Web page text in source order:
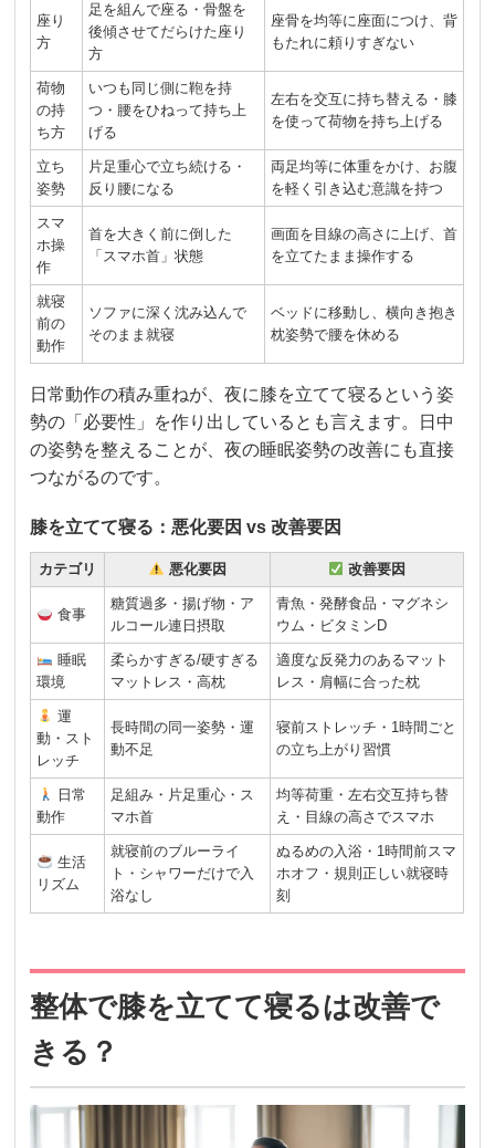
座り
方
足を組んで座る・骨盤を
後傾させてだらけた座り
方
座骨を均等に座面につけ、背
もたれに頼りすぎない
荷物
の持
ち方
いつも同じ側に鞄を持
つ・腰をひねって持ち上
げる
左右を交互に持ち替える・膝
を使って荷物を持ち上げる
立ち
姿勢
片足重心で立ち続ける・
反り腰になる
両足均等に体重をかけ、お腹
を軽く引き込む意識を持つ
スマ
ホ操
作
首を大きく前に倒した
「スマホ首」状態
画面を目線の高さに上げ、首
を立てたまま操作する
就寝
前の
動作
ソファに深く沈み込んで
そのまま就寝
ベッドに移動し、横向き抱き
枕姿勢で腰を休める
日常動作の積み重ねが、夜に膝を立てて寝るという姿
勢の「必要性」を作り出しているとも言えます。日中
の姿勢を整えることが、夜の睡眠姿勢の改善にも直接
つながるのです。
膝を立てて寝る：悪化要因 vs 改善要因
カテゴリ 悪化要因 改善要因
食事
糖質過多・揚げ物・ア
ルコール連日摂取
青魚・発酵食品・マグネシ
ウム・ビタミンD
睡眠
環境
柔らかすぎる/硬すぎる
マットレス・高枕
適度な反発力のあるマット
レス・肩幅に合った枕
運
動・スト
レッチ
長時間の同一姿勢・運
動不足
寝前ストレッチ・1時間ごと
の立ち上がり習慣
日常
動作
足組み・片足重心・ス
マホ首
均等荷重・左右交互持ち替
え・目線の高さでスマホ
生活
リズム
就寝前のブルーライ
ト・シャワーだけで入
浴なし
ぬるめの入浴・1時間前スマ
ホオフ・規則正しい就寝時
刻
整体で膝を立てて寝るは改善で
きる？